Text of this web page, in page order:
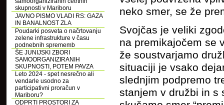
skupnosti v Mariboru
JAVNO PISMO VLADI RS: GAZA
IN BANALNOST ZLA
Poudarki posveta o načrtovanju
zelene infrastrukture v času
podnebnih sprememb
ŠE JUNIJSKI ZBORI
SAMOORGANIZIRANIH
SKUPNOSTI, POTEM PAVZA
Leto 2024 - spet nesrečno ali
vendarle usodno za
participativni proračun v
Mariboru?
ODPRTI PROSTORI ZA
neko smer, se že
Svojčas je veliki
na premikajočem se
že soustvarjamo
situaciji je vsako
slednjim podpremo
stanjem v družbi in s